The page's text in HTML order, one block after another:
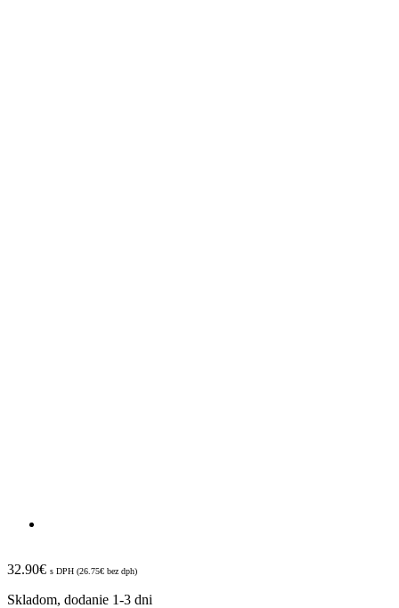
32.90€ s DPH (26.75€ bez dph)
Skladom, dodanie 1-3 dni